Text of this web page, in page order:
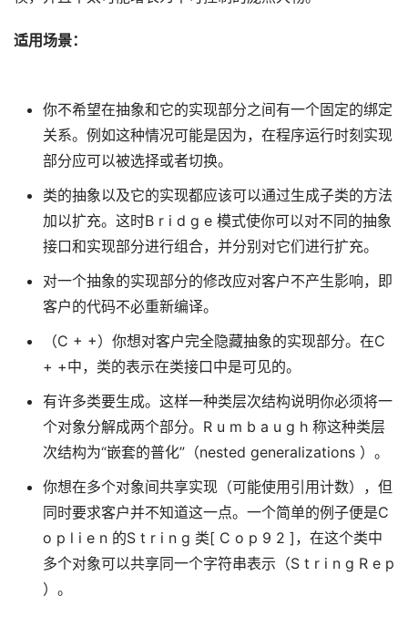
适用场景：
你不希望在抽象和它的实现部分之间有一个固定的绑定
关系。例如这种情况可能是因为，在程序运行时刻实现
部分应可以被选择或者切换。
类的抽象以及它的实现都应该可以通过生成子类的方法
加以扩充。这时B r i d g e 模式使你可以对不同的抽象
接口和实现部分进行组合，并分别对它们进行扩充。
对一个抽象的实现部分的修改应对客户不产生影响，即
客户的代码不必重新编译。
（C + +）你想对客户完全隐藏抽象的实现部分。在C
+ +中，类的表示在类接口中是可见的。
有许多类要生成。这样一种类层次结构说明你必须将一
个对象分解成两个部分。R u m b a u g h 称这种类层
次结构为“嵌套的普化”（nested generalizations ）。
你想在多个对象间共享实现（可能使用引用计数），但
同时要求客户并不知道这一点。一个简单的例子便是C
o p l i e n 的S t r i n g 类[ C o p 9 2 ]，在这个类中
多个对象可以共享同一个字符串表示（S t r i n g R e p
）。